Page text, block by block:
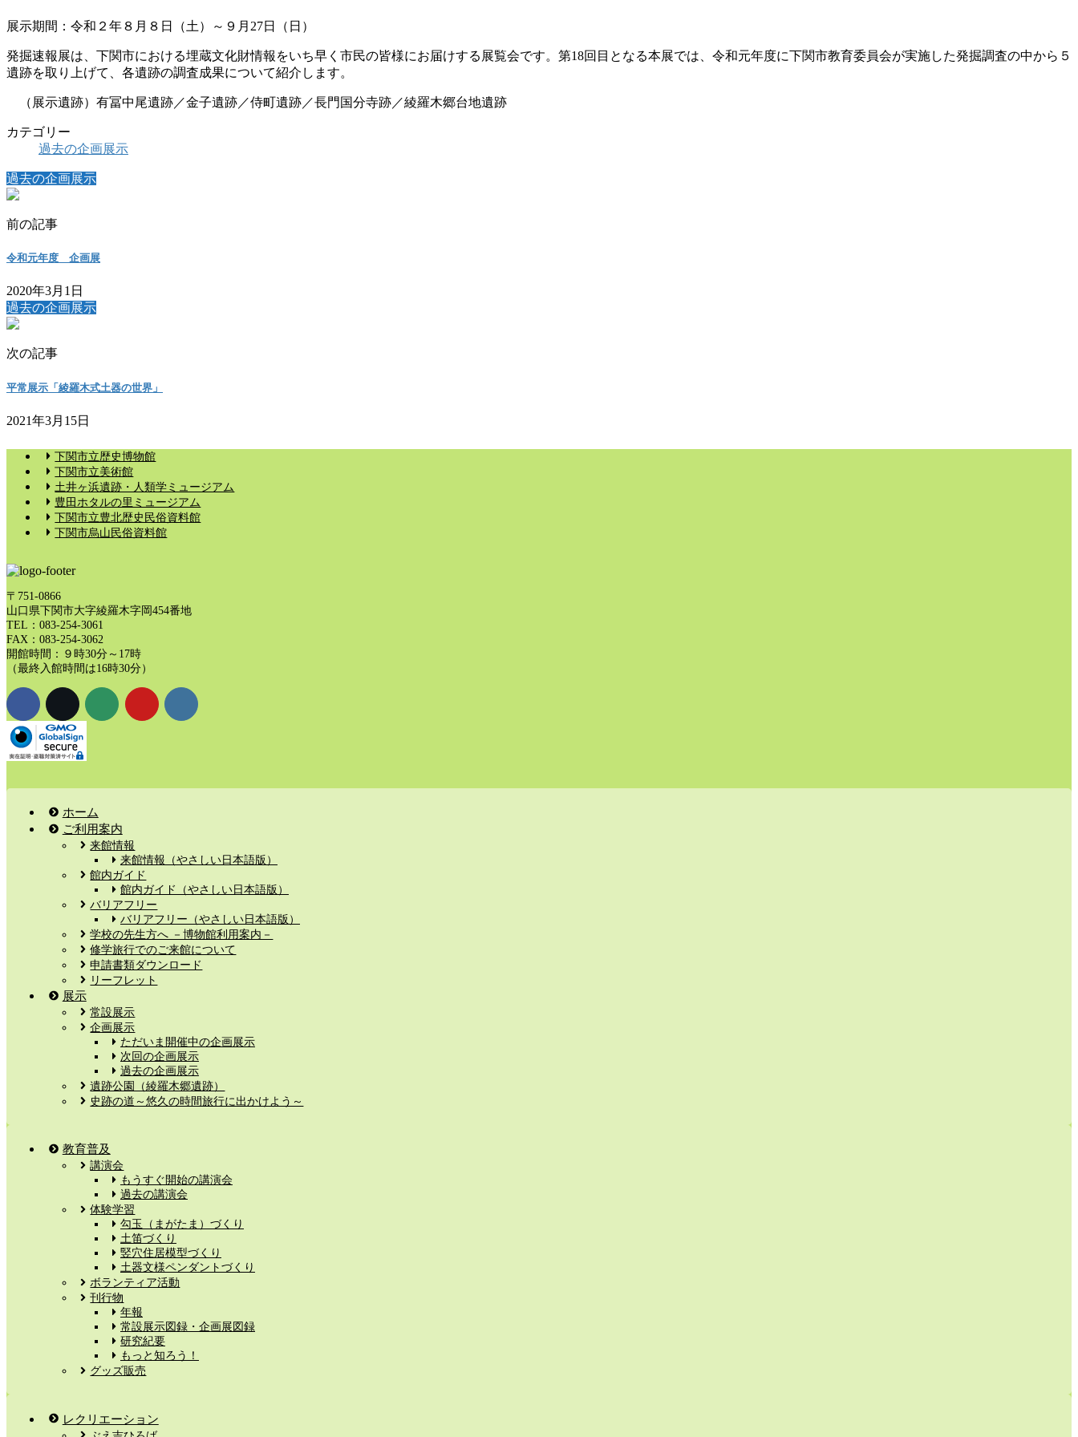
展示期間：令和２年８月８日（土）～９月27日（日）
発掘速報展は、下関市における埋蔵文化財情報をいち早く市民の皆様にお届けする展覧会です。第18回目となる本展では、令和元年度に下関市教育委員会が実施した発掘調査の中から５
遺跡を取り上げて、各遺跡の調査成果について紹介します。
（展示遺跡）有冨中尾遺跡／金子遺跡／侍町遺跡／長門国分寺跡／綾羅木郷台地遺跡
カテゴリー
過去の企画展示
過去の企画展示
前の記事
令和元年度 企画展
2020年3月1日
過去の企画展示
次の記事
平常展示「綾羅木式土器の世界」
2021年3月15日
下関市立歴史博物館
下関市立美術館
土井ヶ浜遺跡・人類学ミュージアム
豊田ホタルの里ミュージアム
下関市立豊北歴史民俗資料館
下関市烏山民俗資料館
〒751-0866
山口県下関市大字綾羅木字岡454番地
TEL：083-254-3061
FAX：083-254-3062
開館時間：９時30分～17時
（最終入館時間は16時30分）
ホーム
ご利用案内
来館情報
来館情報（やさしい日本語版）
館内ガイド
館内ガイド（やさしい日本語版）
バリアフリー
バリアフリー（やさしい日本語版）
学校の先生方へ －博物館利用案内－
修学旅行でのご来館について
申請書類ダウンロード
リーフレット
展示
常設展示
企画展示
ただいま開催中の企画展示
次回の企画展示
過去の企画展示
遺跡公園（綾羅木郷遺跡）
史跡の道～悠久の時間旅行に出かけよう～
教育普及
講演会
もうすぐ開始の講演会
過去の講演会
体験学習
勾玉（まがたま）づくり
土笛づくり
竪穴住居模型づくり
土器文様ペンダントづくり
ボランティア活動
刊行物
年報
常設展示図録・企画展図録
研究紀要
もっと知ろう！
グッズ販売
レクリエーション